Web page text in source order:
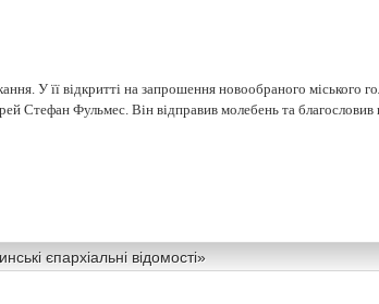
У її відкритті на запрошення новообраного міського
Стефан Фульмес. Він відправив молебень та
єпархіальні відомості»